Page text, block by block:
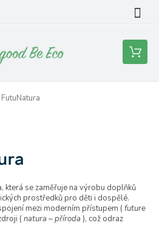
Nákupní
košík
FutuNatura
která se zaměřuje na výrobu doplňků
prostředků pro děti i dospělé.
mezi moderním přístupem ( future
( natura – příroda ), což odraz